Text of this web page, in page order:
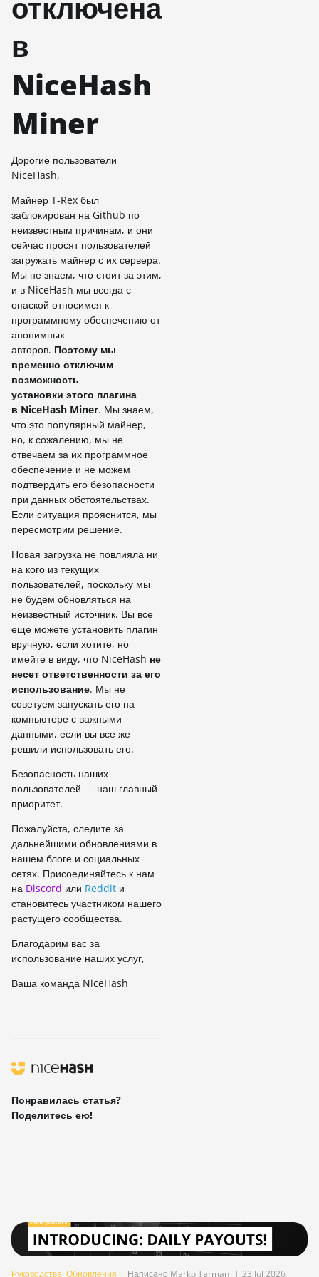
в
NiceHash
Miner
Дорогие пользователи
NiceHash,
Майнер T-Rex был
заблокирован на Github по
неизвестным причинам, и они
сейчас просят пользователей
загружать майнер с их сервера.
Мы не знаем, что стоит за этим,
и в NiceHash мы всегда с
опаской относимся к
программному обеспечению от
анонимных
авторов. Поэтому мы
временно отключим
возможность
установки этого плагина
в NiceHash Miner. Мы знаем,
что это популярный майнер,
но, к сожалению, мы не
отвечаем за их программное
обеспечение и не можем
подтвердить его безопасности
при данных обстоятельствах.
Если ситуация прояснится, мы
пересмотрим решение.
Новая загрузка не повлияла ни
на кого из текущих
пользователей, поскольку мы
не будем обновляться на
неизвестный источник. Вы все
еще можете установить плагин
вручную, если хотите, но
имейте в виду, что NiceHash не
несет ответственности за его
использование. Мы не
советуем запускать его на
компьютере с важными
данными, если вы все же
решили использовать его.
Безопасность наших
пользователей — наш главный
приоритет.
Пожалуйста, следите за
дальнейшими обновлениями в
нашем блоге и социальных
сетях. Присоединяйтесь к нам
на Discord или Reddit и
становитесь участником нашего
растущего сообщества.
Благодарим вас за
использование наших услуг,
Ваша команда NiceHash
Понравилась статья?
Поделитесь ею!
Руководства, Обновления | Написано Marko Tarman | 23 Jul 2026